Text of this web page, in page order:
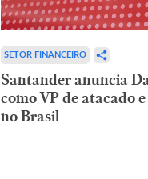
SETOR FINANCEIRO
Santander anuncia
como VP de atacado
no Brasil